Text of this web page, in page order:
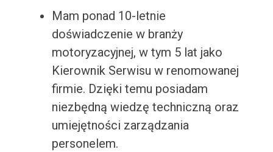
Mam ponad 10-letnie
doświadczenie w branży
motoryzacyjnej, w tym 5 lat jako
Kierownik Serwisu w renomowanej
firmie. Dzięki temu posiadam
niezbędną wiedzę techniczną oraz
umiejętności zarządzania
personelem.